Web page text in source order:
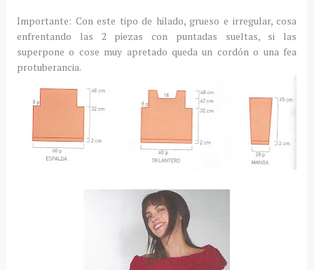
Importante: Con este tipo de hilado, grueso e irregular, cosa
enfrentando las 2 piezas con puntadas sueltas, si las
superpone o cose muy apretado queda un cordón o una fea
protuberancia.